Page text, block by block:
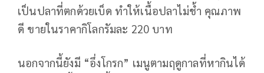
เป็นปลาที่ตกด้วยเบ็ด ทำให้เนื้อปลาไม่ช้ำ คุณภาพ
ดี ขายในราคากิโลกรัมละ 220 บาท
นอกจากนี้ยังมี “อึ่งโกรก” เมนูตามฤดูกาลที่หากินได้